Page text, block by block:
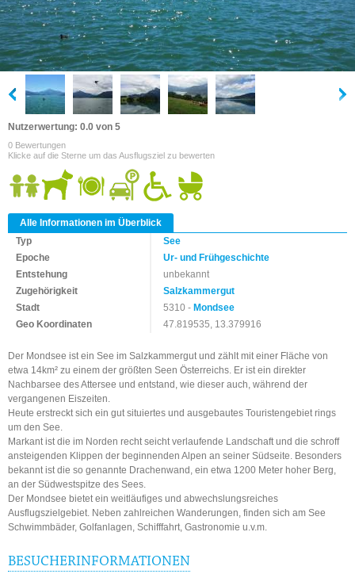
Nutzerwertung: 0.0 von 5
0 Bewertungen
Klicke auf die Sterne um das Ausflugsziel zu bewerten
Alle Informationen im Überblick
Typ
See
Epoche
Ur- und Frühgeschichte
Entstehung
unbekannt
Zugehörigkeit
Salzkammergut
Stadt
5310 -Mondsee
Geo Koordinaten
47.819535, 13.379916
Der Mondsee ist ein See im Salzkammergut und zählt mit einer Fläche von
etwa 14km² zu einem der größten Seen Österreichs. Er ist ein direkter
Nachbarsee des Attersee und entstand, wie dieser auch, während der
vergangenen Eiszeiten.
Heute erstreckt sich ein gut situiertes und ausgebautes Touristengebiet rings
um den See.
Markant ist die im Norden recht seicht verlaufende Landschaft und die schroff
ansteigenden Klippen der beginnenden Alpen an seiner Südseite. Besonders
bekannt ist die so genannte Drachenwand, ein etwa 1200 Meter hoher Berg,
an der Südwestspitze des Sees.
Der Mondsee bietet ein weitläufiges und abwechslungsreiches
Ausflugszielgebiet. Neben zahlreichen Wanderungen, finden sich am See
Schwimmbäder, Golfanlagen, Schifffahrt, Gastronomie u.v.m.
BESUCHERINFORMATIONEN